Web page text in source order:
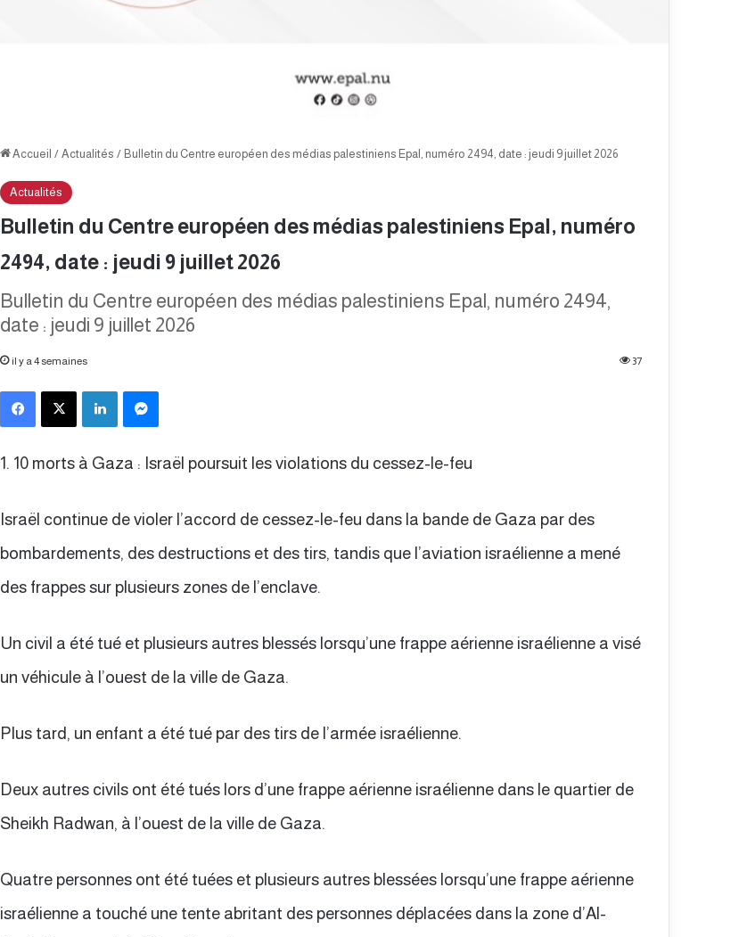
Accueil / Actualités / Bulletin du Centre européen des médias palestiniens Epal, numéro 2494, date : jeudi 9 juillet 2026
Actualités
Bulletin du Centre européen des médias palestiniens Epal, numéro
2494, date : jeudi 9 juillet 2026
Bulletin du Centre européen des médias palestiniens Epal, numéro 2494,
date : jeudi 9 juillet 2026
il y a 4 semaines 37
Facebook X Linkedin
1. 10 morts à Gaza : Israël poursuit les violations du cessez-le-feu
Israël continue de violer l’accord de cessez-le-feu dans la bande de Gaza par des
bombardements, des destructions et des tirs, tandis que l’aviation israélienne a mené
des frappes sur plusieurs zones de l’enclave.
Un civil a été tué et plusieurs autres blessés lorsqu’une frappe aérienne israélienne a visé
un véhicule à l’ouest de la ville de Gaza.
Plus tard, un enfant a été tué par des tirs de l’armée israélienne.
Deux autres civils ont été tués lors d’une frappe aérienne israélienne dans le quartier de
Sheikh Radwan, à l’ouest de la ville de Gaza.
Quatre personnes ont été tuées et plusieurs autres blessées lorsqu’une frappe aérienne
israélienne a touché une tente abritant des personnes déplacées dans la zone d’Al-